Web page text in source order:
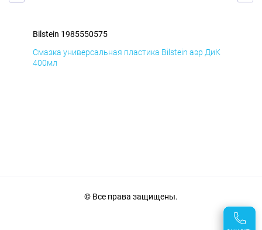
Bilstein 1985550575
Смазка универсальная пластика Bilstein аэр ДиК
400мл
© Все права защищены.